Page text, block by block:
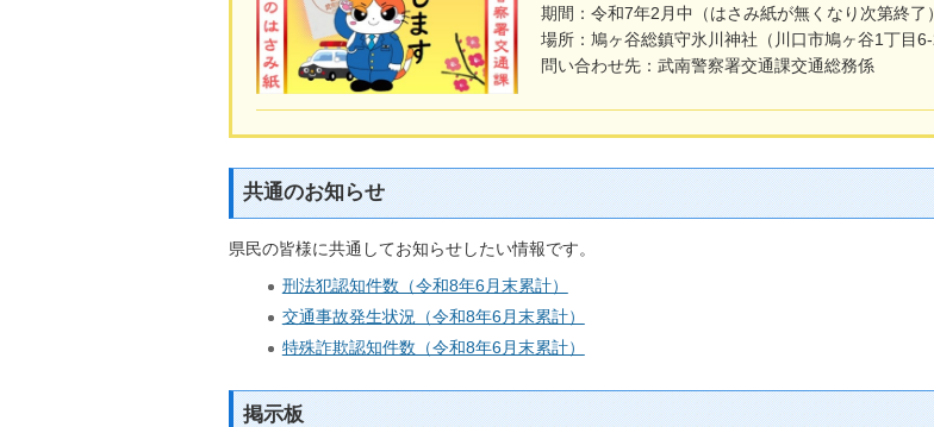
期間：令和7年2月中（はさみ紙が無くなり次第終了）
場所：鳩ヶ谷総鎮守氷川神社（川口市鳩ヶ谷1丁目6-
問い合わせ先：武南警察署交通課交通総務係
共通のお知らせ
県民の皆様に共通してお知らせしたい情報です。
刑法犯認知件数（令和8年6月末累計）
交通事故発生状況（令和8年6月末累計）
特殊詐欺認知件数（令和8年6月末累計）
掲示板